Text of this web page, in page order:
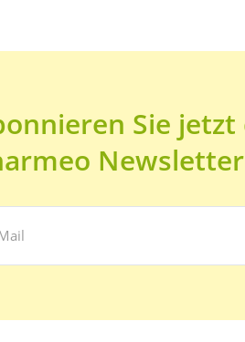
Sie jetzt
Mail Adresse: